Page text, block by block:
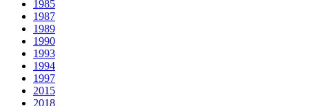
1985
1987
1989
1990
1993
1994
1997
2015
2018